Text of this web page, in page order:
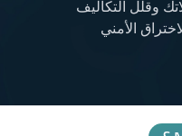
وقلل التكاليف
الأمني